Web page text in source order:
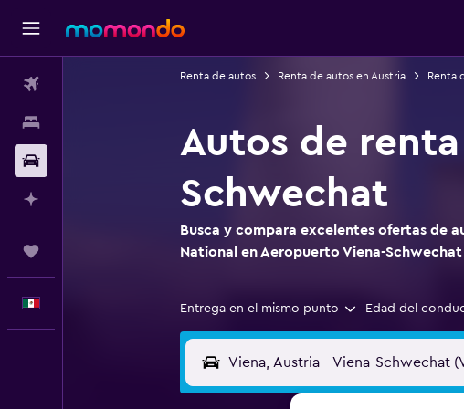
Renta de autos Renta de autos en Austria Renta
Autos de
Schwechat
Busca y compara excelentes ofertas de
National en Aeropuerto Viena-Schwechat
Entrega en el mismo punto Edad del